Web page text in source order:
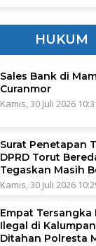
HUKUM
Sales Bank di
Curanmor
Kamis, 30 Juli 2026
Surat Penetapan
DPRD Torut
Tegaskan Masih
Kamis, 30 Juli 2026
Empat Tersangka
Ilegal di
Ditahan Polresta